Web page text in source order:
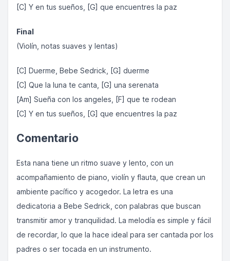
[C] Y en tus sueños, [G] que encuentres la paz
Final
(Violín, notas suaves y lentas)
[C] Duerme, Bebe Sedrick, [G] duerme
[C] Que la luna te canta, [G] una serenata
[Am] Sueña con los angeles, [F] que te rodean
[C] Y en tus sueños, [G] que encuentres la paz
Comentario
Esta nana tiene un ritmo suave y lento, con un
acompañamiento de piano, violín y flauta, que crean un
ambiente pacífico y acogedor. La letra es una
dedicatoria a Bebe Sedrick, con palabras que buscan
transmitir amor y tranquilidad. La melodía es simple y fácil
de recordar, lo que la hace ideal para ser cantada por los
padres o ser tocada en un instrumento.